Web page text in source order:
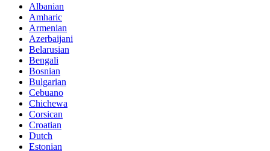
Albanian
Amharic
Armenian
Azerbaijani
Belarusian
Bengali
Bosnian
Bulgarian
Cebuano
Chichewa
Corsican
Croatian
Dutch
Estonian